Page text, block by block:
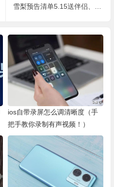
ios自带录屏怎么调清晰度（手
把手教你录制有声视频！）